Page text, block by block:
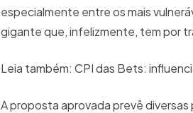
especialmente entre os mais
gigante que, infelizmente, tem por
Leia também: CPI das Bets:
A proposta aprovada prevê